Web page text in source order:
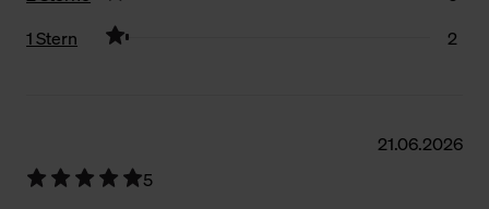
1 Stern
2
21.06.2026
5